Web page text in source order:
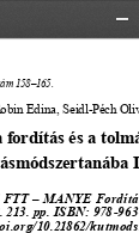
158‒165.
Edina, Seidl-Péch
fordítás és a
I.
FTT – MANYE
213. pp. ISBN: 978-
10.21862/